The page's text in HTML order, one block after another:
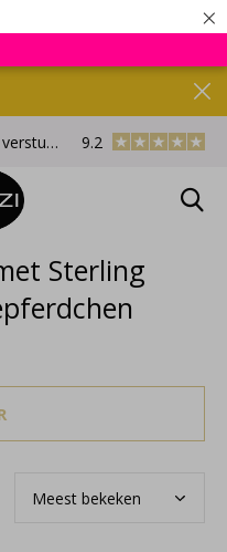
×
Gratis
9.2
Sterling